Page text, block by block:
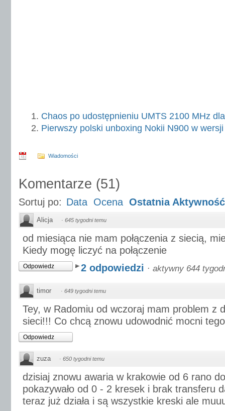
Chaos po udostępnieniu UMTS 2100 MHz
Pierwszy polski unboxing Nokii N900 w
Wiadomości
Komentarze (51)
Sortuj po: Data Ocena Ostatnia Aktywność
Alicja · 645 tygodni temu
od miesiąca nie mam połączenia z siecią,
Kiedy mogę liczyć na połączenie
Odpowiedz 2 odpowiedzi · aktywny 644
timor · 649 tygodni temu
Tey, w Radomiu od wczoraj mam problem z
sieci!!! Co chcą znowu udowodnić mocni
Odpowiedz
zuza · 650 tygodni temu
dzisiaj znowu awaria w krakowie od 6 rano
pokazywało od 0 - 2 kresek i brak transferu
teraz już działa i są wszystkie kreski ale